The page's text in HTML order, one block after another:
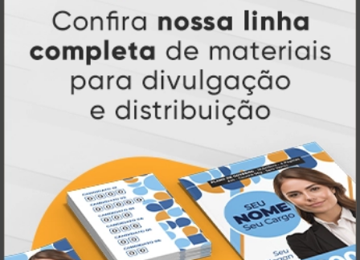
Squeeze Alumínio com Bico e Mosquetão 500ml
A partir de:
R$ 26,90
1 un.